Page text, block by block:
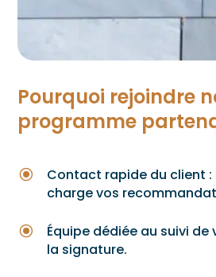
Pourquoi rejoindre
programme
\
Contact rapide du client :
charge vos
\
Équipe dédiée au suivi de
la signature.